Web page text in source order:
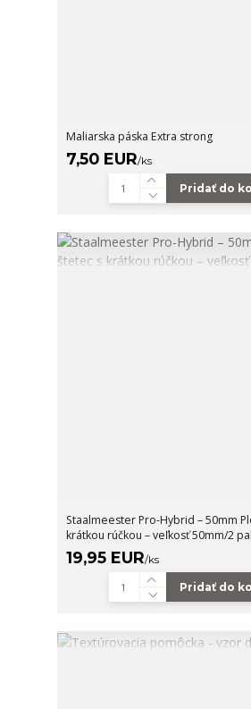
Maliarska páska Extra strong
7,50 EUR/ks
Pridať do
Staalmeester Pro-Hybrid – 50mm
krátkou rúčkou – veľkosť 50mm/2
19,95 EUR/ks
Pridať do